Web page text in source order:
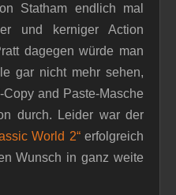
Statham endlich mal
und kerniger Action
dagegen würde man
gar nicht mehr sehen,
and Paste-Masche
durch. Leider war der
World 2“erfolgreich
Wunsch in ganz weite